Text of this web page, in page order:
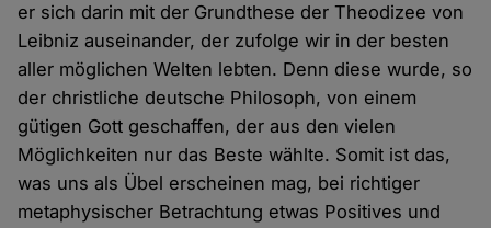
er sich darin mit der Grundthese der Theodizee von
Leibniz auseinander, der zufolge wir in der besten
aller möglichen Welten lebten. Denn diese wurde, so
der christliche deutsche Philosoph, von einem
gütigen Gott geschaffen, der aus den vielen
Möglichkeiten nur das Beste wählte. Somit ist das,
was uns als Übel erscheinen mag, bei richtiger
metaphysischer Betrachtung etwas Positives und